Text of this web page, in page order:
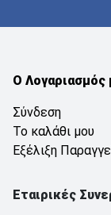
Ο Λογαριασμός
Σύνδεση
Το καλάθι μου
Εξέλιξη
Εταιρικές